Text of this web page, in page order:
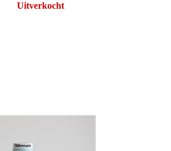
Uitverkocht